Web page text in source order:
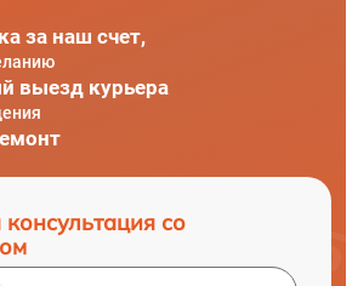
за наш счет,
выезд курьера
со